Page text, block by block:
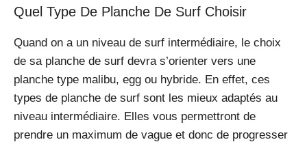
Quel Type De Planche De Surf Choisir
Quand on a un niveau de surf intermédiaire, le choix
de sa planche de surf devra s’orienter vers une
planche type malibu, egg ou hybride. En effet, ces
types de planche de surf sont les mieux adaptés au
niveau intermédiaire. Elles vous permettront de
prendre un maximum de vague et donc de progresser